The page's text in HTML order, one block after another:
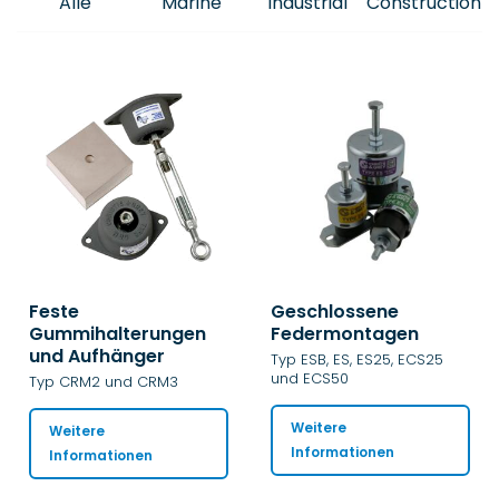
Feste
Gummihalterungen
und Aufhänger
Typ CRM2 und CRM3
Weitere
Informationen
Geschlossene
Federmontagen
Typ ESB, ES, ES25, ECS25
und ECS50
Weitere
Informationen